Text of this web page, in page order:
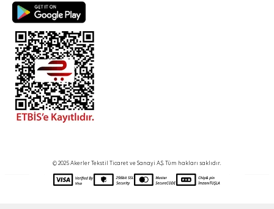
© 2025 Akerler Tekstil Ticaret ve Sanayi A.Ş. Tüm hakları saklıdır.